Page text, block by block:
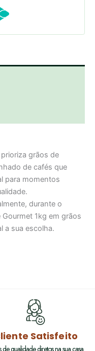
grãos de
de cafés que
para momentos
durante o
1kg em grãos
a sua escolha.
Satisfeito